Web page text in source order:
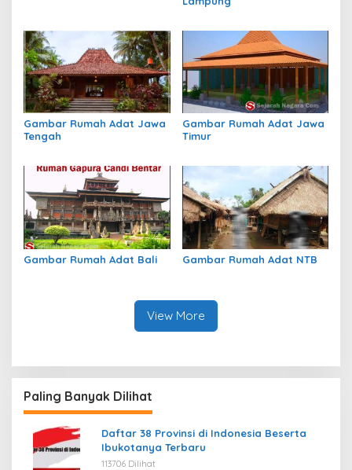
Gambar Rumah Adat Jawa
Tengah
Gambar Rumah Adat Jawa
Timur
Gambar Rumah Adat Bali Gambar Rumah Adat NTB
View More
Paling Banyak Dilihat
Daftar 38 Provinsi di Indonesia Beserta
Ibukotanya Terbaru
113706 Dilihat